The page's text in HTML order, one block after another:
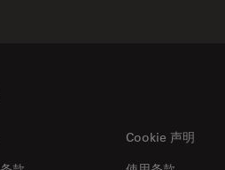
Cookie 声明